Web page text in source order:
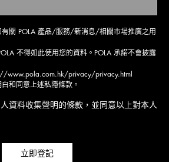
有關 POLA 產品/服務/新消息/相關市場推廣之用
不得如此使用您的資料。POLA 承諾不會披露
www.pola.com.hk/privacy/privacy.html
和同意上述私隱條款。
資料收集聲明的條款，並同意以上對本人
立即登記